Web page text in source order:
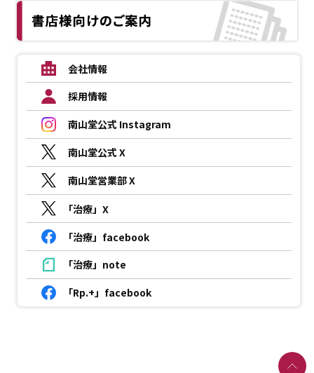
会社情報
採用情報
南山堂公式 Instagram
南山堂公式 X
南山堂営業部 X
「治療」X
「治療」facebook
「治療」note
「Rp.+」facebook